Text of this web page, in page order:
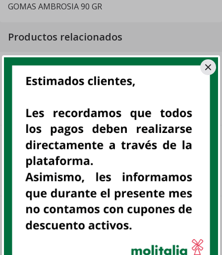
GOMAS AMBROSIA 90 GR
Productos relacionados
WAFER NIK FRESA DP 6 UNIDADES DE
72GR C/U
DP
S/ 8.50
GALLETA CHOCODONUTS 204 GR.
UN
COSTA, UN
sku:801267
S/ 8 43
COSTA VIZZIO GRAGEAS MIX 122 GR.
sku: 801696